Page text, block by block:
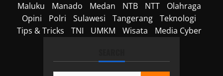
Maluku
Manado Medan NTB NTT
Olahraga
Opini
Polri Sulawesi Tangerang
Teknologi
Tips & Tricks
TNI UMKM Wisata Media Cyber